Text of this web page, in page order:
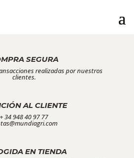
SEGURA
realizadas por nuestros
clientes.
AL CLIENTE
+ 34 948 40 97 77
EN TIENDA